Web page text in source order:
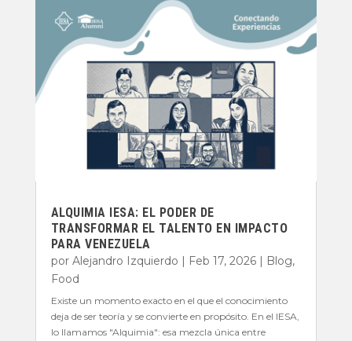
ALQUIMIA IESA: EL PODER DE
TRANSFORMAR EL TALENTO EN IMPACTO
PARA VENEZUELA
por Alejandro Izquierdo Feb 17, 2026| Blog,
Food
Existe un momento exacto en el que el conocimiento
deja de ser teoría y se convierte en propósito. En el IESA,
lo llamamos "Alquimia": esa mezcla única entre